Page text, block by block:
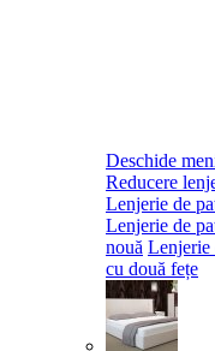
Deschide
Reducere
Lenjerie de
Lenjerie de
nouă Lenjerie
cu două fețe